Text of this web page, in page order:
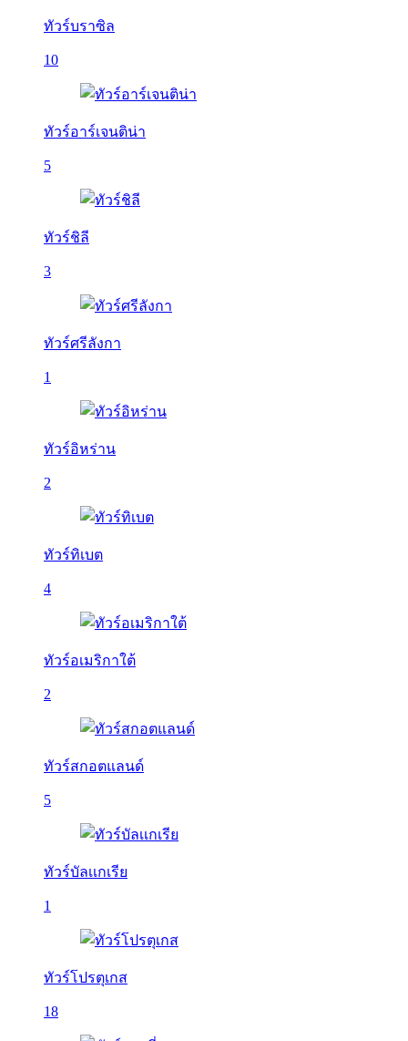
ทัวร์บราซิล
10
ทัวร์อาร์เจนติน่า
5
ทัวร์ชิลี
3
ทัวร์ศรีลังกา
1
ทัวร์อิหร่าน
2
ทัวร์ทิเบต
4
ทัวร์อเมริกาใต้
2
ทัวร์สกอตแลนด์
5
ทัวร์บัลเเกเรีย
1
ทัวร์โปรตุเกส
18